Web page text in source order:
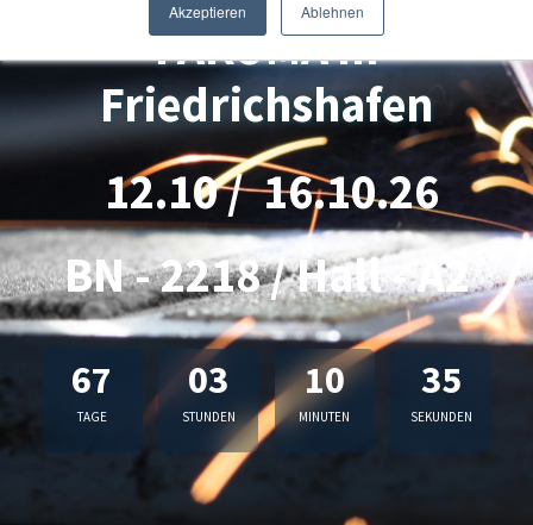
Akzeptieren Ablehnen
FAKUMA in
Friedrichshafen
12.10 / 16.10.26
BN - 2218 / Hall - A2
67
TAGE
03
STUNDEN
10
MINUTEN
34
SEKUNDEN